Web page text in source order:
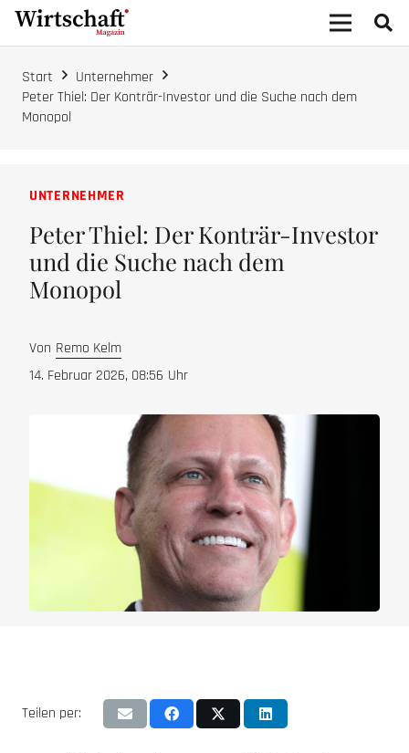
Start
Unternehmer
Peter Thiel: Der Konträr-Investor und die Suche nach dem
Monopol
UNTERNEHMER
Peter Thiel: Der Konträr-Investor
und die Suche nach dem
Monopol
Von Remo Kelm
14. Februar 2026, 08:56 Uhr
Teilen per: